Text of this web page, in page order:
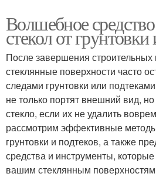
Средство при очистке
Средство от насекомых
Волшебное
стекол от грунтовки
После завершения
стеклянные поверхности часто
следами грунтовки или
не только портят внешний вид,
стекло, если их не удалить
рассмотрим эффективные методы
грунтовки и подтеков, а также
средства и инструменты,
вашим стеклянным